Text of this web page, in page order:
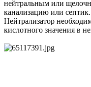
нейтральным или
канализацию или септик.
Нейтрализатор
кислотного значения в